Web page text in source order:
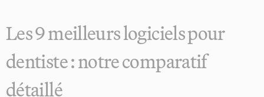
Les 9 meilleurs logiciels pour
dentiste : notre comparatif
détaillé